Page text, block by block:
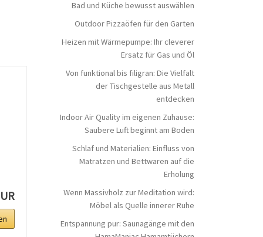
Bad und Küche bewusst auswählen
Outdoor Pizzaöfen für den Garten
Heizen mit Wärmepumpe: Ihr cleverer
Ersatz für Gas und Öl
Von funktional bis filigran: Die Vielfalt
der Tischgestelle aus Metall
entdecken
Indoor Air Quality im eigenen Zuhause:
Saubere Luft beginnt am Boden
Schlaf und Materialien: Einfluss von
Matratzen und Bettwaren auf die
Erholung
Wenn Massivholz zur Meditation wird:
Möbel als Quelle innerer Ruhe
Entspannung pur: Saunagänge mit den